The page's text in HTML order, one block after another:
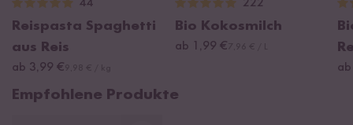
44
Reispasta Spaghetti
aus Reis
ab 3,99 €
222
Bio Kokosmilch
ab 1,99 €
Empfohlene Produkte